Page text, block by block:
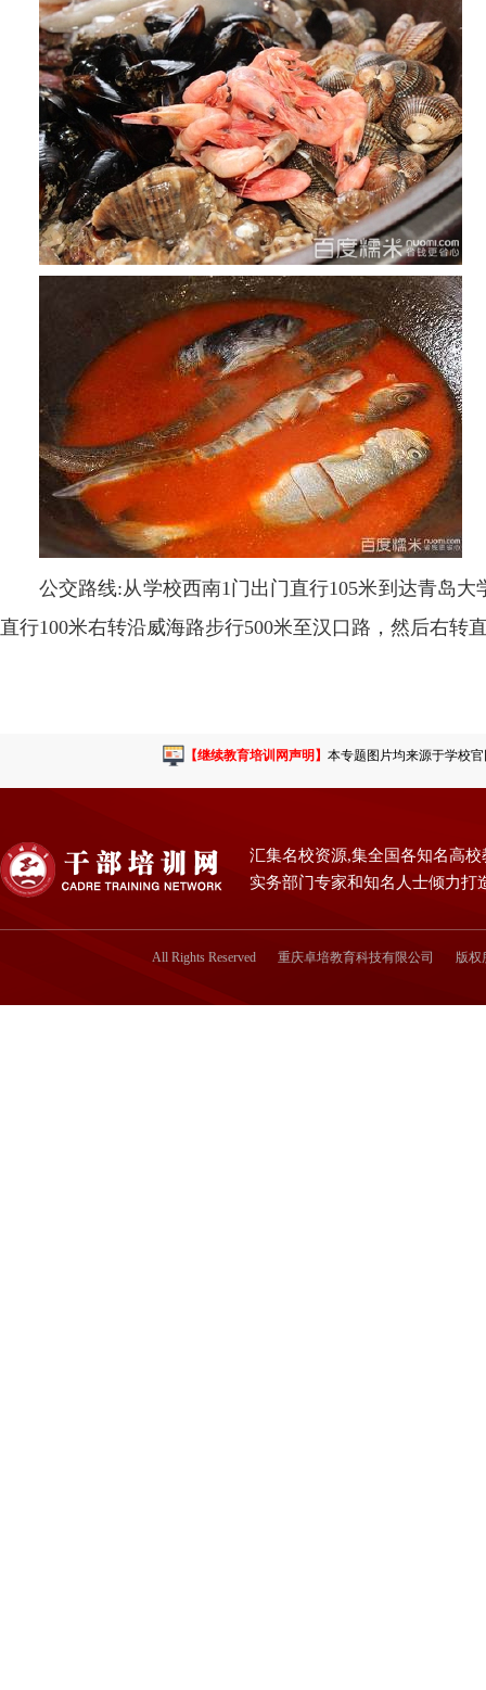
公交路线:从学校西南1门出门直行105米到达青岛
直行100米右转沿威海路步行500米至汉口路，然后右转
【继续教育培训网声明】 本专题图片均来源于学校
汇集名校资源,集全国各知名高校
实务部门专家和知名人士倾力打
All Rights Reserved 重庆卓培教育科技有限公司 版权